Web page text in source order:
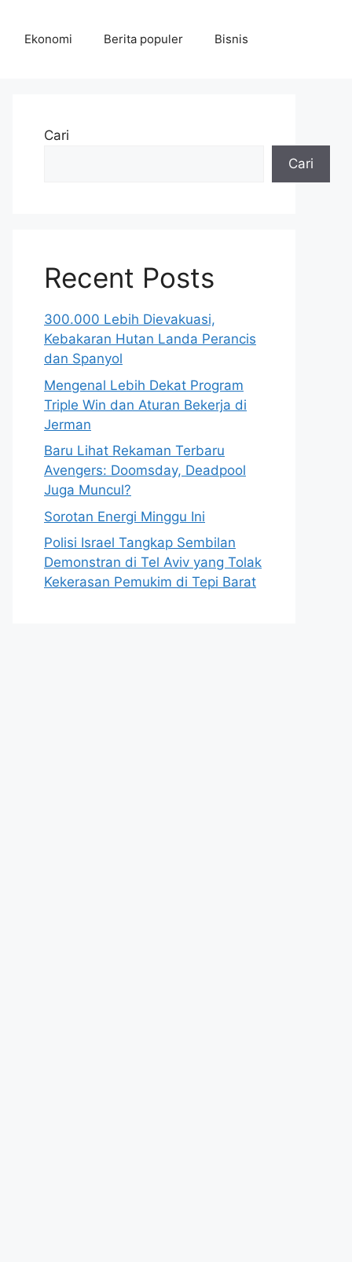
Ekonomi Berita populer Bisnis
Cari
Cari
Recent Posts
300.000 Lebih Dievakuasi,
Kebakaran Hutan Landa Perancis
dan Spanyol
Mengenal Lebih Dekat Program
Triple Win dan Aturan Bekerja di
Jerman
Baru Lihat Rekaman Terbaru
Avengers: Doomsday, Deadpool
Juga Muncul?
Sorotan Energi Minggu Ini
Polisi Israel Tangkap Sembilan
Demonstran di Tel Aviv yang Tolak
Kekerasan Pemukim di Tepi Barat